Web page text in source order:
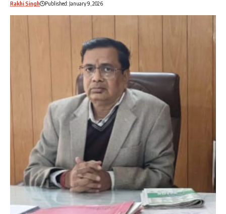
Rakhi Singh Published: January 9, 2026